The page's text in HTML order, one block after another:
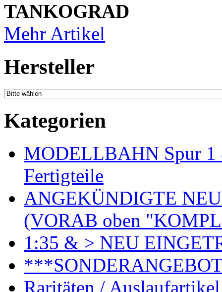
TANKOGRAD
Mehr Artikel
Hersteller
Kategorien
MODELLBAHN Spur 1
Fertigteile
ANGEKÜNDIGTE
(VORAB oben
1:35 & > NEU
Raritäten / Auslaufartikel